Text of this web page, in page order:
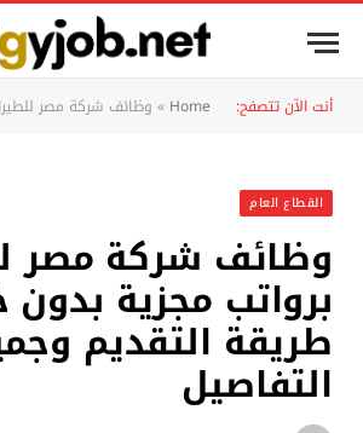
أنت الآن تتصفح: Home
» وظائف شركة مصر للطيران برواتب مجزية بدون
القطاع العام
وظائف شركة مصر
برواتب مجزية بدون
طريقة التقديم
التفاصيل